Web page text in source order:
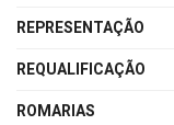
REPRESENTAÇÃO
REQUALIFICAÇÃO
ROMARIAS